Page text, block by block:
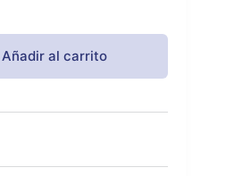
Añadir al carrito